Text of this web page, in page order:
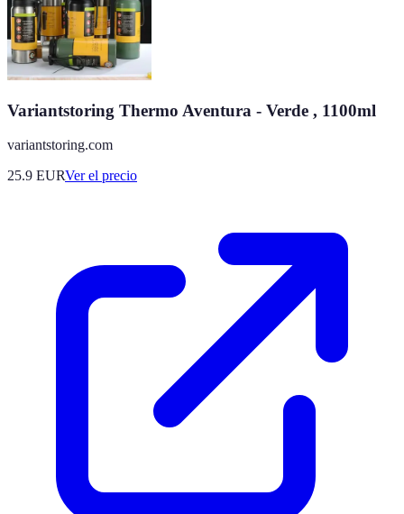
Variantstoring Thermo Aventura - Verde , 1100ml
variantstoring.com
25.9 EURVer el precio